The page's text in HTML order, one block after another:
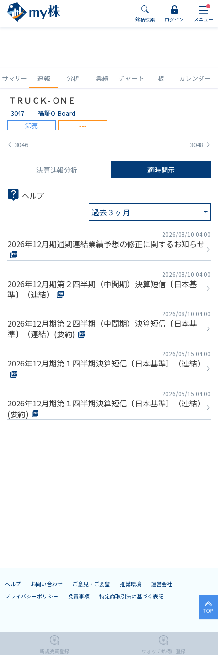
銘柄検索 ログイン メニュー
サマリー 速報 分析 業績 チャート 板 カレンダー
ＴＲＵＣＫ- ＯＮＥ
3047
福証Q-Board
卸売
---
3046 3048
決算速報分析 適時開示
ヘルプ
2026/08/10 04:00
2026年12月期通期連結業績予想の修正に関するお知らせ
2026/08/10 04:00
2026年12月期第２四半期（中間期）決算短信〔日本基
準〕（連結）
2026/08/10 04:00
2026年12月期第２四半期（中間期）決算短信〔日本基
準〕（連結）(要約)
2026/05/15 04:00
2026年12月期第１四半期決算短信〔日本基準〕（連結）
2026/05/15 04:00
2026年12月期第１四半期決算短信〔日本基準〕（連結）
(要約)
新規売買登録 ウォッチ銘柄に登録
ヘルプ お問い合わせ ご意見・ご要望 推奨環境
運営会社
プライバシーポリシー
免責事項 特定商取引法に基づく表記